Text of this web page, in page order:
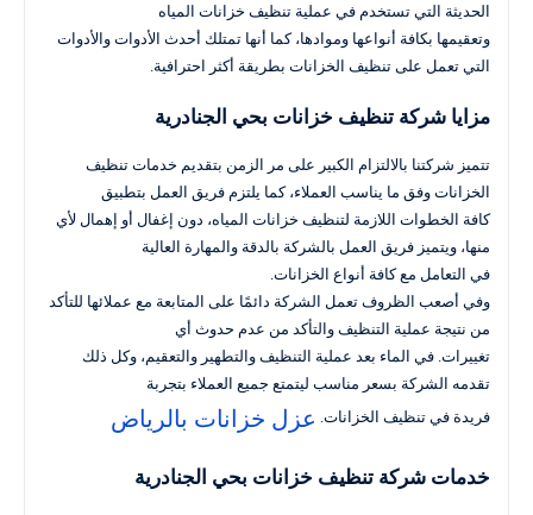
الحديثة التي تستخدم في عملية تنظيف خزانات المياه
وتعقيمها بكافة أنواعها وموادها، كما أنها تمتلك أحدث الأدوات والأدوات
التي تعمل على تنظيف الخزانات بطريقة أكثر احترافية.
مزايا شركة تنظيف خزانات بحي الجنادرية
تتميز شركتنا بالالتزام الكبير على مر الزمن بتقديم خدمات تنظيف
الخزانات وفق ما يناسب العملاء، كما يلتزم فريق العمل بتطبيق
كافة الخطوات اللازمة لتنظيف خزانات المياه، دون إغفال أو إهمال لأي
منها، ويتميز فريق العمل بالشركة بالدقة والمهارة العالية
في التعامل مع كافة أنواع الخزانات.
وفي أصعب الظروف تعمل الشركة دائمًا على المتابعة مع عملائها للتأكد
من نتيجة عملية التنظيف والتأكد من عدم حدوث أي
تغييرات. في الماء بعد عملية التنظيف والتطهير والتعقيم، وكل ذلك
تقدمه الشركة بسعر مناسب ليتمتع جميع العملاء بتجربة
فريدة في تنظيف الخزانات. عزل خزانات بالرياض
خدمات شركة تنظيف خزانات بحي الجنادرية